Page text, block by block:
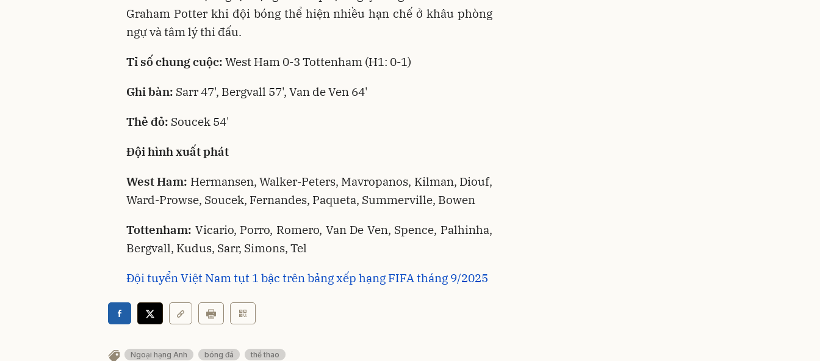
Graham Potter khi đội bóng thể hiện nhiều hạn chế ở khâu phòng
ngự và tâm lý thi đấu.
Tỉ số chung cuộc: West Ham 0-3 Tottenham (H1: 0-1)
Ghi bàn: Sarr 47', Bergvall 57', Van de Ven 64'
Thẻ đỏ: Soucek 54'
Đội hình xuất phát
West Ham: Hermansen, Walker-Peters, Mavropanos, Kilman, Diouf,
Ward-Prowse, Soucek, Fernandes, Paqueta, Summerville, Bowen
Tottenham: Vicario, Porro, Romero, Van De Ven, Spence, Palhinha,
Bergvall, Kudus, Sarr, Simons, Tel
Đội tuyển Việt Nam tụt 1 bậc trên bảng xếp hạng FIFA tháng 9/2025
Ngoại hạng Anh bóng đá thể thao